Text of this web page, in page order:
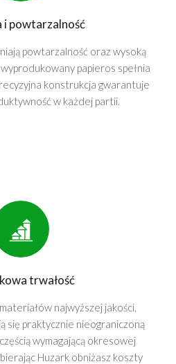
i powtarzalność
powtarzalność oraz wysoką
papieros spełnia
konstrukcja gwarantuje
w każdej partii.
trwałość
najwyższej jakości,
się praktycznie nieograniczoną
wymagającą okresowej
Huzark obniżasz koszty